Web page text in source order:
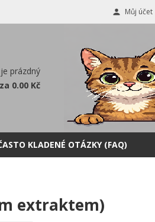
Můj účet
je prázdný
za 0.00 Kč
KLADENÉ OTÁZKY (FAQ)
extraktem)